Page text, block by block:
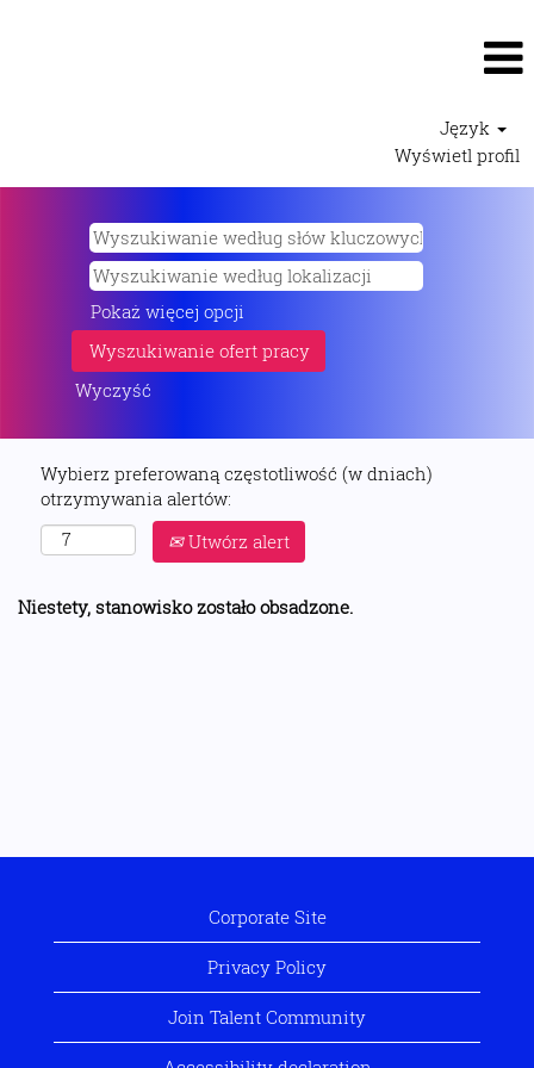
Język
Wyświetl profil
Pokaż więcej opcji
Wyczyść
Wybierz preferowaną częstotliwość (w dniach)
otrzymywania alertów:
Utwórz alert
Niestety, stanowisko zostało obsadzone.
Corporate Site
Privacy Policy
Join Talent Community